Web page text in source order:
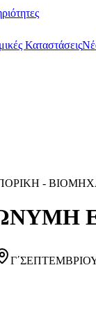
Καταστάσεις
-